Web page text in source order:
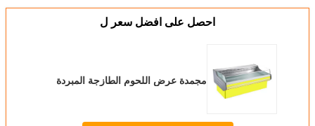
احصل على افضل سعر ل
مجمدة عرض اللحوم الطازجة المبردة